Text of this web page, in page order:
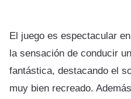
El juego es espectacular
la sensación de conducir
fantástica, destacando el
muy bien recreado.